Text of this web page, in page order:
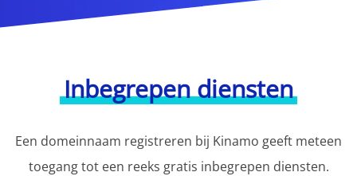
Inbegrepen diensten
Een domeinnaam registreren bij Kinamo geeft meteen
toegang tot een reeks gratis inbegrepen diensten.